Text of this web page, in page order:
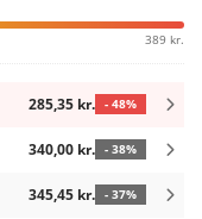
389 kr.
285,35 kr. - 48%
340,00 kr. - 38%
345,45 kr. - 37%